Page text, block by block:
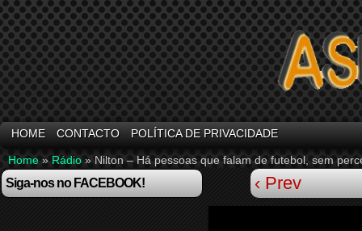
HOME CONTACTO POLÍTICA DE PRIVACIDADE
Home » Rádio » Nilton – Há pessoas que falam de futebol, sem
Siga-nos no FACEBOOK! ‹ Prev